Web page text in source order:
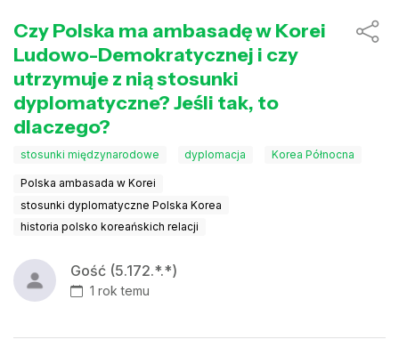
Czy Polska ma ambasadę w Korei
Ludowo-Demokratycznej i czy
utrzymuje z nią stosunki
dyplomatyczne? Jeśli tak, to
dlaczego?
stosunki międzynarodowe dyplomacja Korea Północna
Polska ambasada w Korei
stosunki dyplomatyczne Polska Korea
historia polsko koreańskich relacji
Gość (5.172.*.*)
1 rok temu